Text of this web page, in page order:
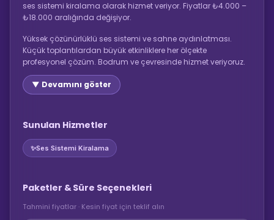
ses sistemi kiralama olarak hizmet veriyor. Fiyatlar ₺4.000 –
₺18.000 aralığında değişiyor.
Yüksek çözünürlüklü ses sistemi ve sahne aydınlatması.
Küçük toplantılardan büyük etkinliklere her ölçekte
profesyonel çözüm. Bodrum ve çevresinde hizmet veriyoruz.
▼ Devamını göster
Sunulan Hizmetler
✨Ses Sistemi Kiralama
Paketler & Süre Seçenekleri
Tahmini fiyatlar · Kesin fiyat için teklif alın